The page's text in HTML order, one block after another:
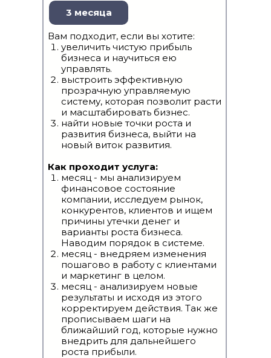
Вам подходит, если вы хотите:
увеличить чистую прибыль
бизнеса и научиться ею
управлять.
выстроить эффективную
прозрачную управляемую
систему, которая позволит расти
и масштабировать бизнес.
найти новые точки роста и
развития бизнеса, выйти на
новый виток развития.
Как проходит услуга:
месяц - мы анализируем
финансовое состояние
компании, исследуем рынок,
конкурентов, клиентов и ищем
причины утечки денег и
варианты роста бизнеса.
Наводим порядок в системе.
месяц - внедряем изменения
пошагово в работу с клиентами
и маркетинг в целом.
месяц - анализируем новые
результаты и исходя из этого
корректируем действия. Так же
прописываем шаги на
ближайший год, которые нужно
внедрить для дальнейшего
роста прибыли.
3 месяца